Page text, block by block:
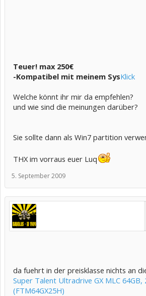
Teuer! max 250€
-Kompatibel mit meinem SysKlick
Welche könnt ihr mir da empfehlen?
und wie sind die meinungen darüber?
Sie sollte dann als Win7 partition
THX im vorraus euer Luq
5. September 2009
da fuehrt in der preisklasse nichts an
Super Talent Ultradrive GX MLC 64GB,
(FTM64GX25H)